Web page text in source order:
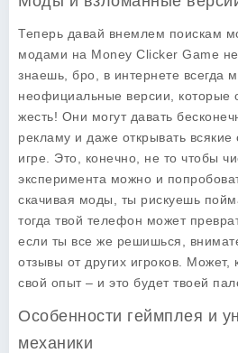
Теперь давай внемлем поискам
модами на Money Clicker Game не
знаешь, бро, в интернете всегда
неофициальные версии, которые
жесть! Они могут давать
рекламу и даже открывать
игре. Это, конечно, не то чтобы
эксперимента можно и
скачивая моды, ты рискуешь
тогда твой телефон может
если ты все же решишься,
отзывы от других игроков. Может,
свой опыт – и это будет твоей
Особенности геймплея и
механики